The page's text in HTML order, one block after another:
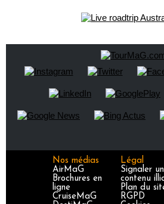
Nos médias
AirMaG
Brochures en
ligne
CruiseMaG
Légal
Signaler un
contenu
Plan du
RGPD